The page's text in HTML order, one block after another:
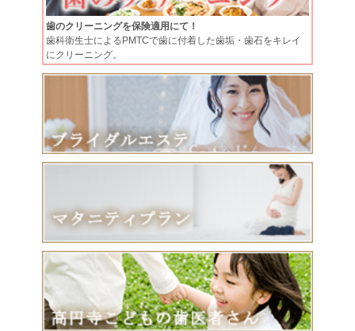
歯のクリーニングを保険適用にて！
歯科衛生士によるPMTCで歯に付着した歯垢・歯石をキレイ
にクリーニング。